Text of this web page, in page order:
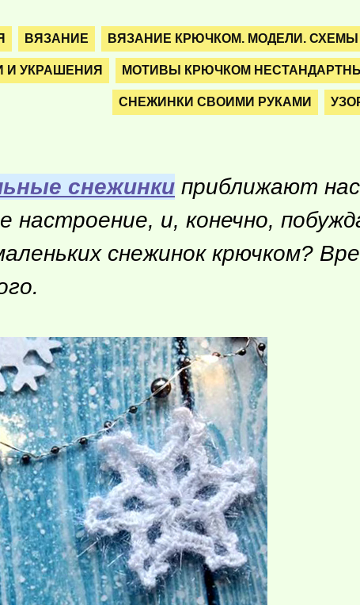
ВЯЗАНИЕ ВЯЗАНИЕ КРЮЧКОМ. МОДЕЛИ. СХЕМЫ
И УКРАШЕНИЯ МОТИВЫ КРЮЧКОМ
СНЕЖИНКИ СВОИМИ РУКАМИ
снежинки приближают
настроение, и, конечно,
снежинок крючком?